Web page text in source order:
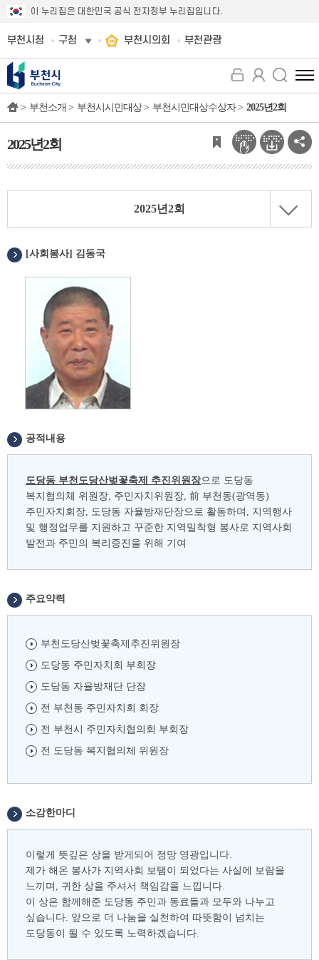
이 누리집은 대한민국 공식 전자정부 누리집입니다.
부천시청 구청 부천시의회 부천관광
전
체
뉴
보
기
> 부천소개 > 부천시시민대상 > 부천시민대상수상자 > 2025년2회
2025년2회
2025년2회
[사회봉사] 김동국
공적내용
도당동 부천도당산벚꽃축제 추진위원장으로 도당동
복지협의체 위원장, 주민자치위원장, 前 부천동(광역동)
주민자치회장, 도당동 자율방재단장으로 활동하며, 지역행사
및 행정업무를 지원하고 꾸준한 지역밀착형 봉사로 지역사회
발전과 주민의 복리증진을 위해 기여
주요약력
부천도당산벚꽃축제추진위원장
도당동 주민자치회 부회장
도당동 자율방재단 단장
전 부천동 주민자치회 회장
전 부천시 주민자치협의회 부회장
전 도당동 복지협의체 위원장
소감한마디
이렇게 뜻깊은 상을 받게되어 정망 영광입니다.
제가 해온 봉사가 지역사회 보탬이 되었다는 사실에 보람을
느끼며, 귀한 상을 주셔서 책임감을 느낍니다.
이 상은 함께해준 도당동 주민과 동료들과 모두와 나누고
싶습니다. 앞으로 더 나눔을 실천하여 따뜻함이 넘치는
도당동이 될 수 있도록 노력하겠습니다.